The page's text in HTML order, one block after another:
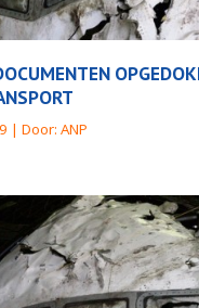
| Door: ANP